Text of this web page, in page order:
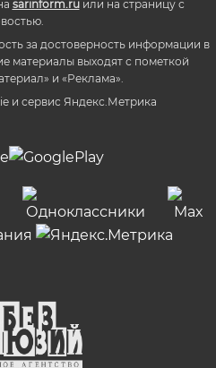
sarinform.ruили на страницу с
за достоверность информации в
материалы выходят с пометкой
и «Реклама».
и сервиc Яндекс.Метрика